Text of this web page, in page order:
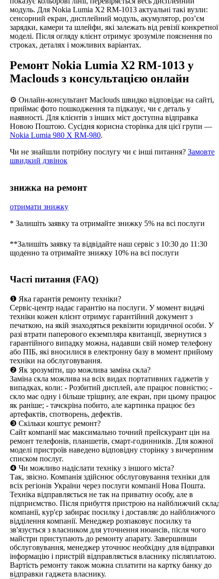
модуль. Для Nokia Lumia X2 RM-1013 актуальні такі вузли:
сенсорний екран, дисплейний модуль, акумулятор, роз’єм
зарядки, камери та шлейфи, які залежать від ревізії конкретної
моделі. Після огляду клієнт отримує зрозуміле пояснення по
строках, деталях і можливих варіантах.
Ремонт Nokia Lumia X2 RM-1013 у
Maclouds з консультацією онлайн
⚙️ Онлайн-консультант Maclouds швидко відповідає на сайті,
приймає фото пошкодження та підказує, чи є деталь у
наявності. Для клієнтів з інших міст доступна відправка
Новою Поштою. Сусідня корисна сторінка для цієї групи —
Nokia Lumia 980 X RM-980.
Чи не знайшли потрібну послугу чи є інші питання? Замовте
швидкий дзвінок
знижка на ремонт
отримати знижку
* Залишіть заявку та отримайте знижку 5% на всі послуги
**Залишіть заявку та відвідайте наш сервіс з 10:30 до 11:30
щоденно та отримайте знижку 10% на всі послуги
Часті питання (FAQ)
❶ Яка гарантія ремонту техніки?
Сервіс-центр надає гарантію на послуги. У момент видачі
техніки кожен клієнт отримує гарантійний документ з
печаткою, на якій знаходяться реквізити юридичної особи. У
разі втрати паперового екземпляра квитанції, звернутися з
гарантійного випадку можна, надавши свій номер телефону
або ПІБ, які вносилися в електронну базу в момент прийому
техніки на обслуговування.
❷ Як зрозуміти, що можлива заміна скла?
Заміна скла можлива на всіх видах портативних гаджетів у
випадках, коли: - Розбитий дисплей, але працює повністю; -
скло має одну і більше тріщину, але екран, при цьому працює
як раніше; - тачскріна побито, але картинка працює без
артефактів, спотворень, дефектів.
❸ Скільки коштує ремонт?
Сайт компанії має максимально точний прейскурант цін на
ремонт телефонів, планшетів, смарт-годинників. Для кожної
моделі пристроїв наведено відповідну сторінку з вичерпним
списком послуг.
❹ Чи можливо надіслати техніку з іншого міста?
Так, звісно. Компанія здійснює обслуговування техніки для
всіх регіонів України через послуги компанії Нова Пошта.
Техніка відправляється не так на приватну особу, але в
підприємство. Після прибуття пристрою на найближчий
компанії, кур'єр забирає посилку і доставляє до найближчого
відділення компанії. Менеджер розпаковує посилку та
зв'язується з власником для уточнення нюансів, після чого
майстри приступають до ремонту апарату. Завершивши
обслуговування, менеджер уточнює необхідну для відправки
інформацію і пристрій відправляється власнику післяплатою.
Вартість ремонту також можна сплатити на картку банку до
відправки гаджета власнику.